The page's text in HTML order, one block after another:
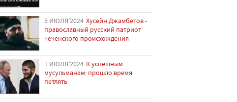
5 ИЮЛЯ'2024 Хусейн Джамбетов -
православный русский патриот
чеченского происхождения
1 ИЮЛЯ'2024 К успешным
мусульманам: прошло время
петлять